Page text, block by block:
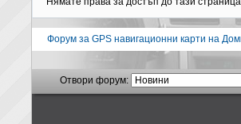
Форум за GPS навигационни карти на
Отвори форум: